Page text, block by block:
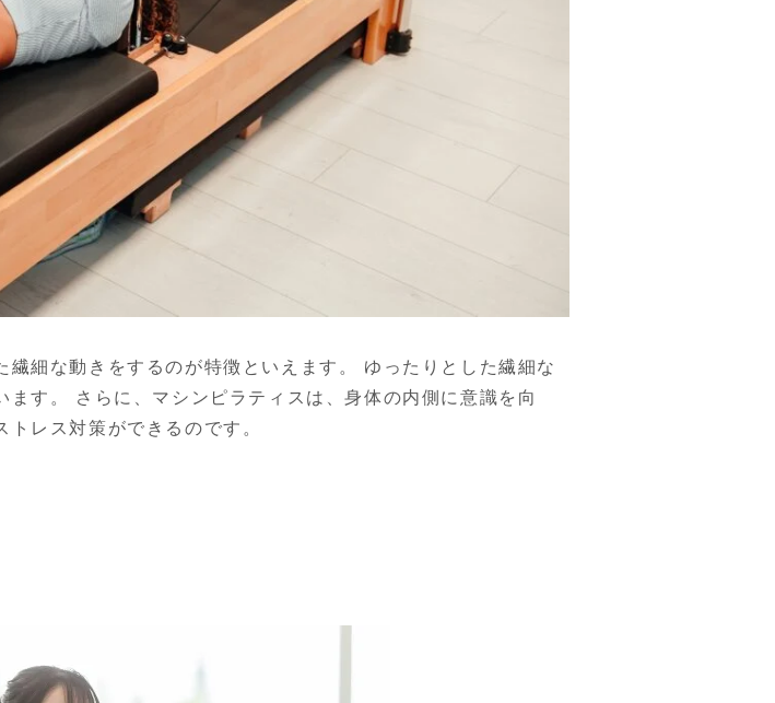
細な動きをするのが特徴といえます。 ゆったりとした繊細な
す。 さらに、マシンピラティスは、身体の内側に意識を向
レス対策ができるのです。